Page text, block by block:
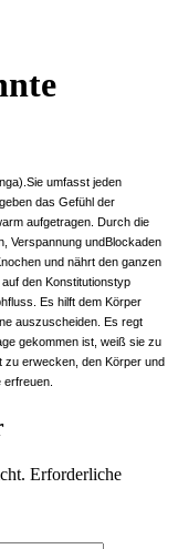
umfasst jeden
das Gefühl der
aufgetragen. Durch die
Verspannung undBlockaden
und nährt den ganzen
den Konstitutionstyp
Es hilft dem Körper
auszuscheiden. Es regt
gekommen ist, weiß sie zu
zu erwecken, den Körper und
Erforderliche